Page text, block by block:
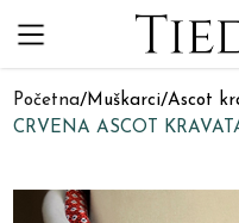
Početna/Muškarci/Ascot
CRVENA ASCOT